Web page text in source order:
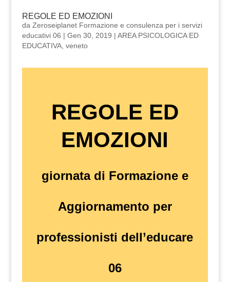
REGOLE ED EMOZIONI
da Zeroseiplanet Formazione e consulenza per i servizi
educativi 06 | Gen 30, 2019 | AREA PSICOLOGICA ED
EDUCATIVA, veneto
REGOLE ED
EMOZIONI
giornata di Formazione e
Aggiornamento per
professionisti dell’educare
06